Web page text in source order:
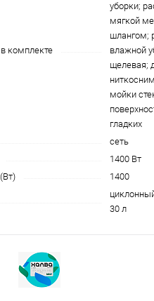
комплекте
уборки;
мягкой
шлангом;
влажной
щелевая;
мойки
гладких
сеть
1400 Вт
1400
30 л